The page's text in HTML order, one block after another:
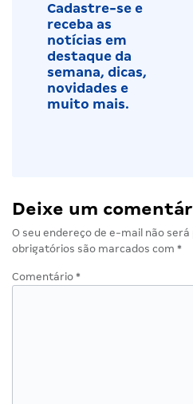
Cadastre-se e
receba as
notícias em
destaque da
semana, dicas,
novidades e
muito mais.
Deixe um
O seu endereço de e-mail não será
obrigatórios são marcados com *
Comentário *